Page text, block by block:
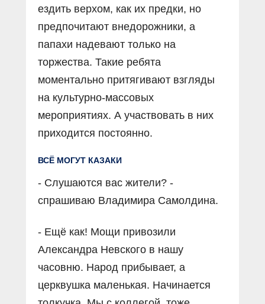
ездить верхом, как их предки, но
предпочитают внедорожники, а
папахи надевают только на
торжества. Такие ребята
моментально притягивают взгляды
на культурно-массовых
мероприятиях. А участвовать в них
приходится постоянно.
ВСЁ МОГУТ КАЗАКИ
- Слушаются вас жители? -
спрашиваю Владимира Самолдина.
- Ещё как! Мощи привозили
Александра Невского в нашу
часовню. Народ прибывает, а
церквушка маленькая. Начинается